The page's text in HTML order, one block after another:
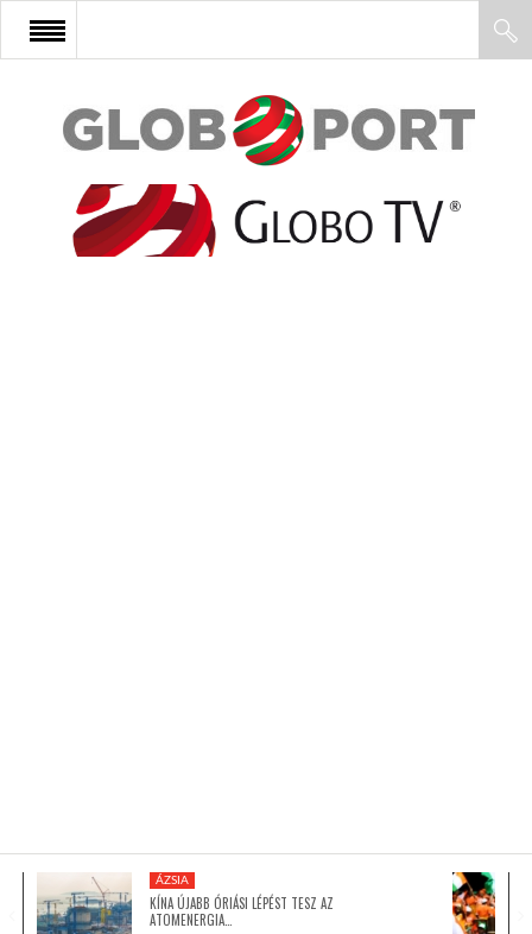
FŐOLDAL
AFRIKA
ÁZSIA
KÍNA ÚJABB ÓRIÁSI LÉPÉST TESZ AZ
ATOMENERGIA…